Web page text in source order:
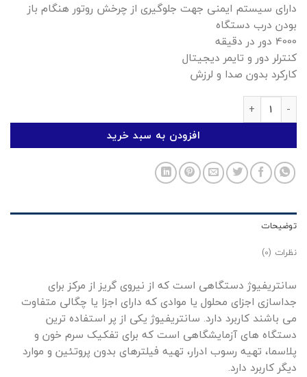
دارای سیستم ایمنی جهت جلوگیری از چرخش روتور هنگام باز
بودن درب دستگاه
4000 دور در دقیقه
کنترلر دور و تایمر دیجیتال
کارکرد بدون صدا و لرزش
سانتریفیوژ 16 شاخه یونیورسال عدد
افزودن به سبد خرید
توضیحات
نظرات (0)
سانتریفیوژ دستگاهی است که از نیروی گریز از مرکز برای
جداسازی اجزای محلول یا موادی که دارای اجزا یا چگالی متفاوت
می باشند کاربرد دارد. سانتریفیوژ یکی از پر استفاده ترین
دستگاه های آزمایشگاهی است که برای تفکیک سرم خون و
پلاسما، تهیه رسوب ادرار، تهیه فیلترهای بدون پروتئین و موارد
دیگر کاربرد دارد.